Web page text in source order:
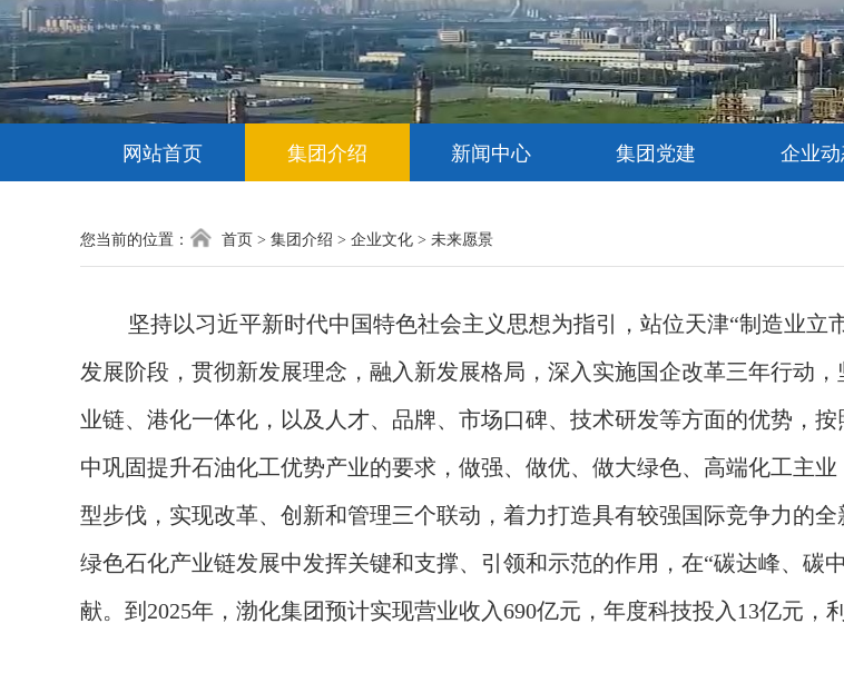
网站首页 集团介绍 新闻中心 集团党建 企业
您当前的位置： 首页 > 集团介绍 > 企业文化 > 未来愿景
坚持以习近平新时代中国特色社会主义思想为指引，站位天津“制造业
发展阶段，贯彻新发展理念，融入新发展格局，深入实施国企改革三年行动
业链、港化一体化，以及人才、品牌、市场口碑、技术研发等方面的优势，
中巩固提升石油化工优势产业的要求，做强、做优、做大绿色、高端化工主
型步伐，实现改革、创新和管理三个联动，着力打造具有较强国际竞争力的
绿色石化产业链发展中发挥关键和支撑、引领和示范的作用，在“碳达峰、碳
献。到2025年，渤化集团预计实现营业收入690亿元，年度科技投入13亿元，利